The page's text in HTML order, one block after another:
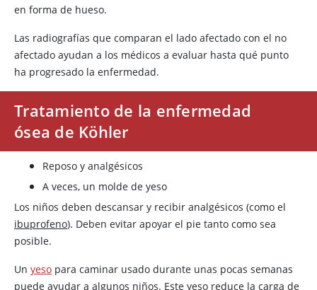
en forma de hueso.
Las radiografías que comparan el lado afectado con el no
afectado ayudan a los médicos a evaluar hasta qué punto
ha progresado la enfermedad.
Tratamiento de la enfermedad
ósea de Köhler
Reposo y analgésicos
A veces, un molde de yeso
Los niños deben descansar y recibir analgésicos (como el
ibuprofeno). Deben evitar apoyar el pie tanto como sea
posible.
Un yeso para caminar usado durante unas pocas semanas
puede ayudar a algunos niños. Este yeso reduce la carga de